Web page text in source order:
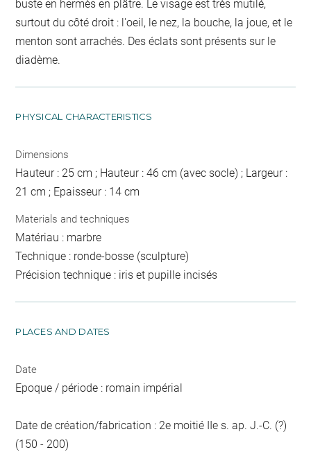
buste en hermès en plâtre. Le visage est très mutilé,
surtout du côté droit : l'oeil, le nez, la bouche, la joue, et le
menton sont arrachés. Des éclats sont présents sur le
diadème.
PHYSICAL CHARACTERISTICS
Dimensions
Hauteur : 25 cm ; Hauteur : 46 cm (avec socle) ; Largeur :
21 cm ; Epaisseur : 14 cm
Materials and techniques
Matériau : marbre
Technique : ronde-bosse (sculpture)
Précision technique : iris et pupille incisés
PLACES AND DATES
Date
Epoque / période : romain impérial
Date de création/fabrication : 2e moitié IIe s. ap. J.-C. (?)
(150 - 200)